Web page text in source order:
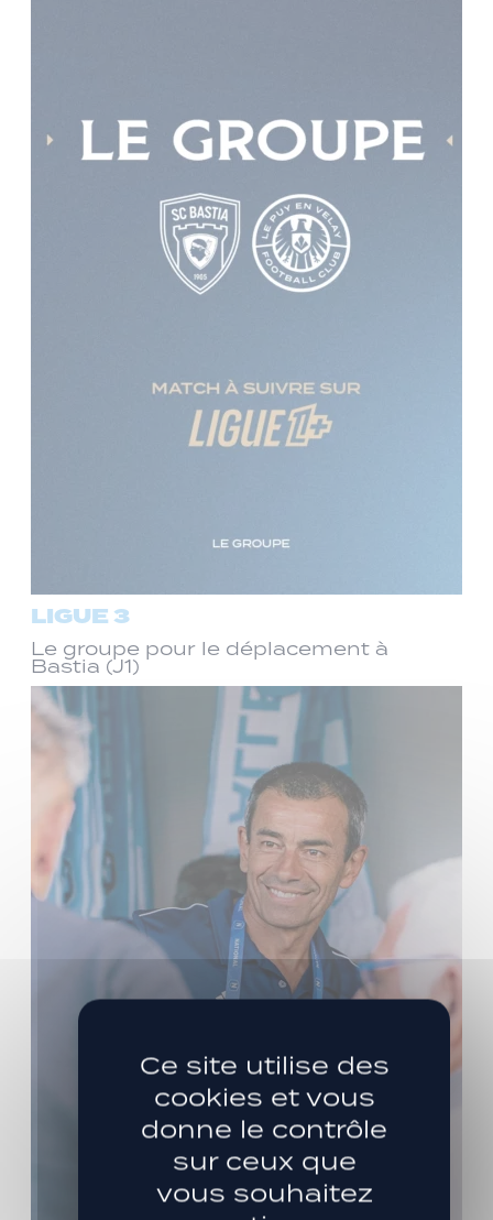
LIGUE 3
Le groupe pour le déplacement à
Bastia (J1)
Ce site utilise des
cookies et vous
donne le contrôle
sur ceux que
vous souhaitez